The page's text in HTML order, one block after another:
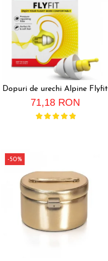
Huse troler
Business Travel
Borsete
Resigilate
Reduceri bagaje
Dopuri de urechi Alpine Flyfit
71,18 RON
-50%